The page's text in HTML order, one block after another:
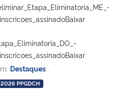
Destaques
PPGDCH